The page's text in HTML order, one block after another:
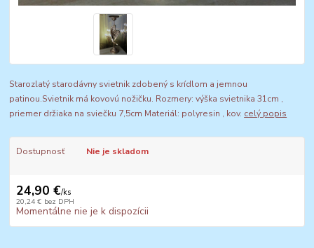
Starozlatý starodávny svietnik zdobený s krídlom a jemnou
patinou.Svietnik má kovovú nožičku. Rozmery: výška svietnika 31cm ,
priemer držiaka na sviečku 7,5cm Materiál: polyresin , kov. celý popis
Dostupnosť Nie je skladom
24,90 €/ks
20,24 € bez DPH
Momentálne nie je k dispozícii